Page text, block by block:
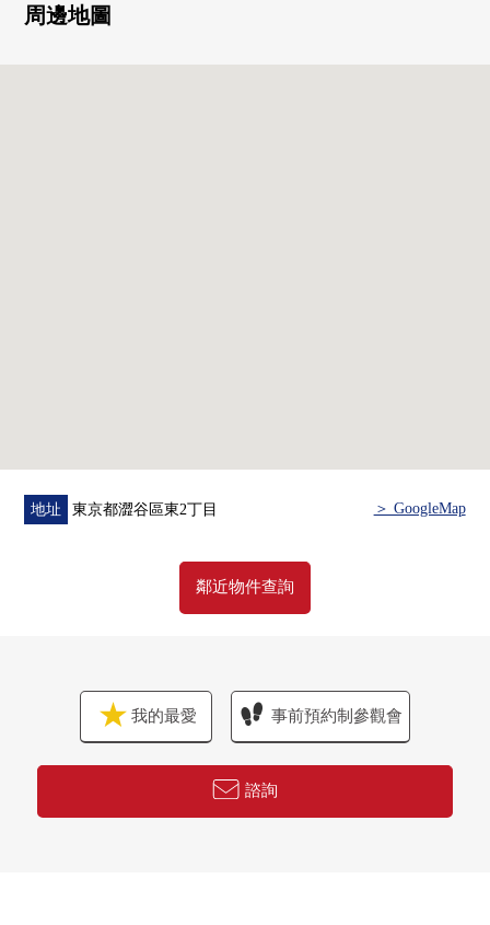
・防盜門、監視照相機豐富的安全系統
周邊地圖
地址 東京都澀谷區東2丁目 ＞ GoogleMap
鄰近物件查詢
我的最愛 事前預約制參觀會
諮詢